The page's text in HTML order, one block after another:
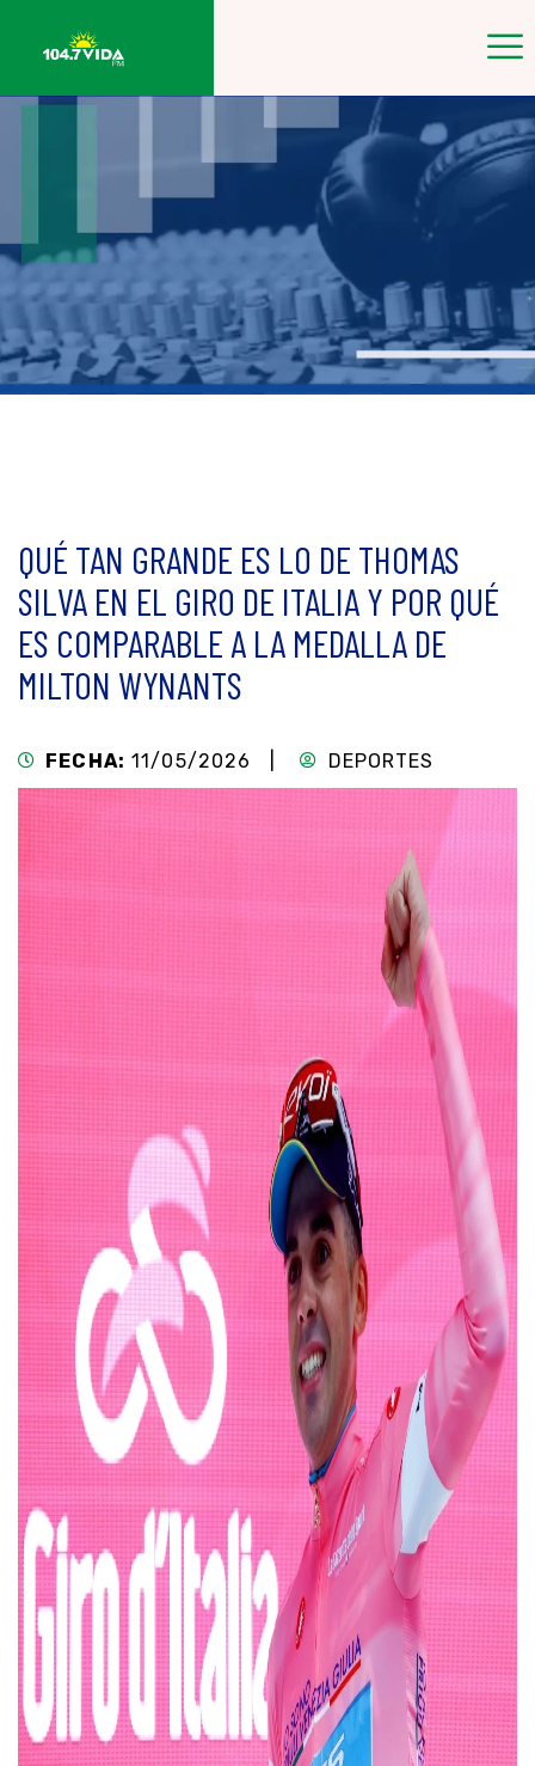
QUÉ TAN GRANDE ES LO DE THOMAS
SILVA EN EL GIRO DE ITALIA Y POR QUÉ
ES COMPARABLE A LA MEDALLA DE
MILTON WYNANTS
FECHA: 11/05/2026 | DEPORTES